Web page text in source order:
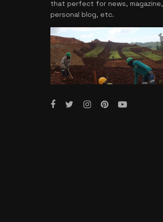
that perfect for news, magazine,
personal blog, etc.